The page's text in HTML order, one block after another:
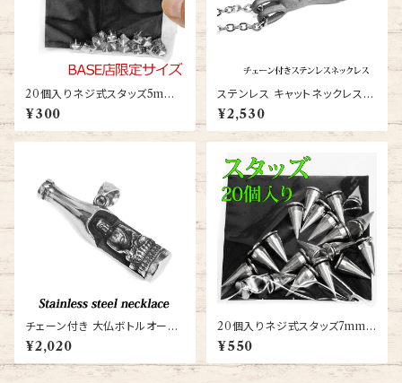
20個入りネジ式スタッズ5mm
(STUDS-SQUARE5MM)
¥300
ステンレス キャットネックレス
(KN87792-KHX-SS)
¥2,530
チェーン付き 大仏ボトルオープ
ナーネックレス(KP94381-KH
X-SS)
¥2,020
20個入りネジ式スタッズ7mm×
14mmスパイク(STUDSPART
S-SPIKE7-15MM)
¥550